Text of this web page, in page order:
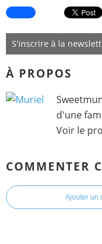
S'inscrire à la
À PROPOS
d'une
Voir le
COMMENTER
Ajouter un